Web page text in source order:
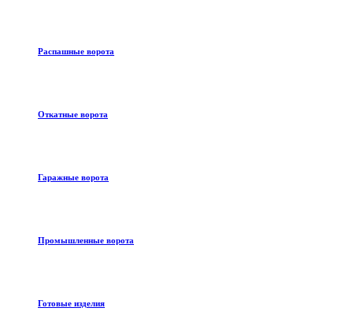
Распашные ворота
Откатные ворота
Гаражные ворота
Промышленные ворота
Готовые изделия